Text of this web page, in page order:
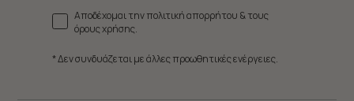
Αποδέχομαι την πολιτική απορρήτου & τους
όρους χρήσης.
* Δεν συνδυάζεται με άλλες προωθητικές ενέργειες.